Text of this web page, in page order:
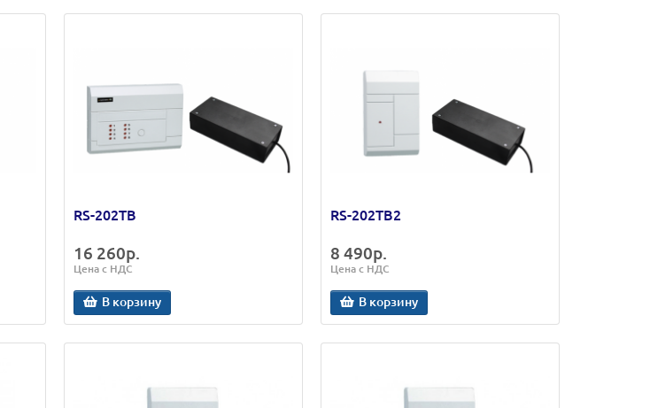
RS-202TB
16 260р.
Цена с НДС
В корзину
RS-202TB2
8 490р.
Цена с НДС
В корзину